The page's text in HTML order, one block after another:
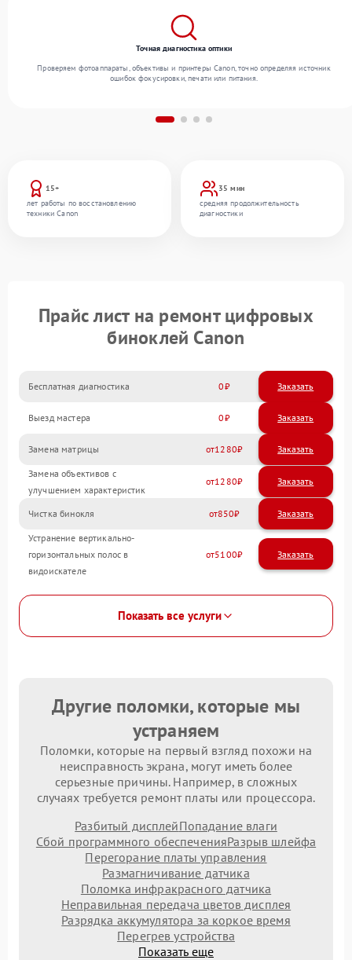
15+
лет работы по восстановлению
техники Canon
35 мин
средняя продолжительность
диагностики
Точная диагностика оптики
Проверяем фотоаппараты, объективы и принтеры Canon, точно определяя источник
ошибок фокусировки, печати или питания.
Прайс лист на ремонт цифровых
биноклей Canon
Бесплатная диагностика 0 Заказать
Выезд мастера 0 Заказать
Замена матрицы 1280
Замена объективов с
улучшением характеристик
1280
Чистка бинокля 850
Устранение вертикально-
горизонтальных полос в
видоискателе
5100
Показать все услуги
Другие поломки, которые мы
устраняем
Поломки, которые на первый взгляд похожи на
неисправность экрана, могут иметь более
серьезные причины. Например, в сложных
случаях требуется ремонт платы или процессора.
Разбитый дисплейПопадание влаги
Сбой программного обеспеченияРазрыв шлейфа
Перегорание платы управления
Размагничивание датчика
Поломка инфракрасного датчика
Неправильная передача цветов дисплея
Разрядка аккумулятора за коркое время
Перегрев устройства
Показать еще